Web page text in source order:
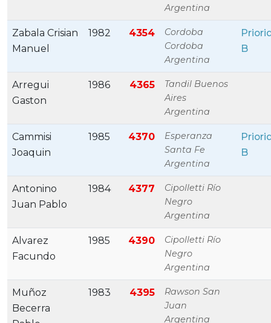
Argentina
Zabala Crisian
Manuel
1982 4354
Cordoba
Cordoba
Argentina
B
Arregui
Gaston
1986 4365
Tandil Buenos
Aires
Argentina
Cammisi
Joaquin
1985 4370
Esperanza
Santa Fe
Argentina
B
Antonino
Juan Pablo
1984 4377
Cipolletti Río
Negro
Argentina
Alvarez
Facundo
1985 4390
Cipolletti Río
Negro
Argentina
Muñoz
Becerra
1983 4395
Rawson San
Juan
Argentina